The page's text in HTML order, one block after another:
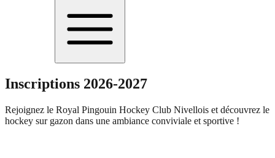
Inscriptions 2026-2027
Rejoignez le Royal Pingouin Hockey Club Nivellois et découvrez le
hockey sur gazon dans une ambiance conviviale et sportive !